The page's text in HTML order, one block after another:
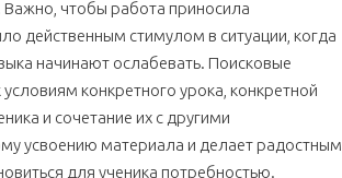
чтобы работа приносила
действенным стимулом в ситуации, когда
начинают ослабевать. Поисковые
конкретного урока, конкретной
и сочетание их с другими
усвоению материала и делает радостным
для ученика потребностью.